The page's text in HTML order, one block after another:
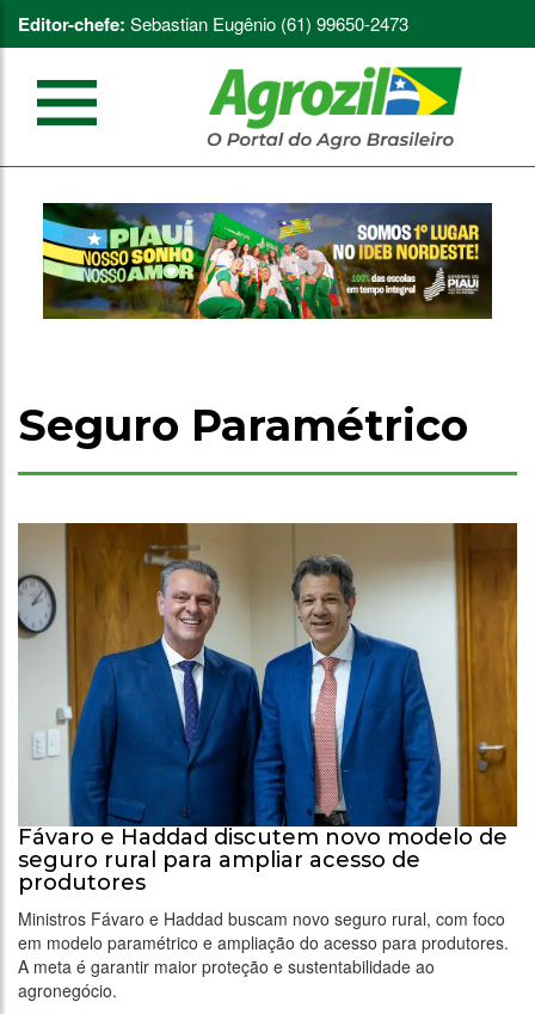
Editor-chefe: Sebastian Eugênio (61) 99650-2473
Seguro Paramétrico
Fávaro e Haddad discutem novo modelo de
seguro rural para ampliar acesso de
produtores
Ministros Fávaro e Haddad buscam novo seguro rural, com foco
em modelo paramétrico e ampliação do acesso para produtores.
A meta é garantir maior proteção e sustentabilidade ao
agronegócio.